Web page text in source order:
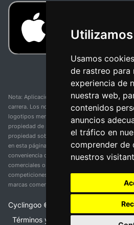
Usamos
de rastreo para
experiencia de
nuestra web,
contenidos
anuncios
el tráfico en
comprender de
nuestros
Nota: Aplicación y web no oficial y no
carrera. Los nombres de equipos,
logotipos mencionados en esta página de
propiedad de sus respectivos dueños. No
propiedad sobre estas marcas comerciales.
en esta página se presenta únicamente con
conveniencia de nuestros usuarios. Cualquier
comerciales o logotipos tiene el único
competiciones y no implica asociación o
marcas comerciales mencionadas aquí
Cyclingoo ©
Términos y condiciones del servicio